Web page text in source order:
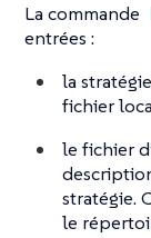
La commande
entrées :
la
fichier
le fichier
stratégie.
le